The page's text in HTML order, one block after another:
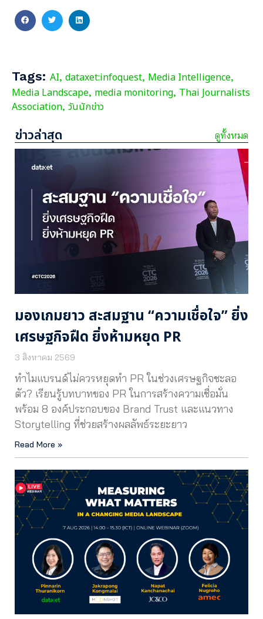
Tags: AI, dataxet:infoquest, Media Intelligence,
Media Landscape, media monitoring, Thai Journalists
Association, วันนักข่าว
ข่าวล่าสุด ดูทั้งหมด
มองเกมยาว สะสมฐาน “ความเชื่อใจ” ยิ่ง
เศรษฐกิจฝืด ยิ่งห้ามหยุด PR
3 สิงหาคม 2569
ทำไมแบรนด์ไม่ควรหยุดทำ PR ในช่วงเศรษฐกิจชะลอ
ตัว? เรียนรู้บทบาทของ PR ในการสร้างความเชื่อมั่น
พร้อม 8 องค์ประกอบของ Brand Trust และแนวทาง
Storytelling ที่ช่วยสร้างผลลัพธ์ระยะยาว
Read More »